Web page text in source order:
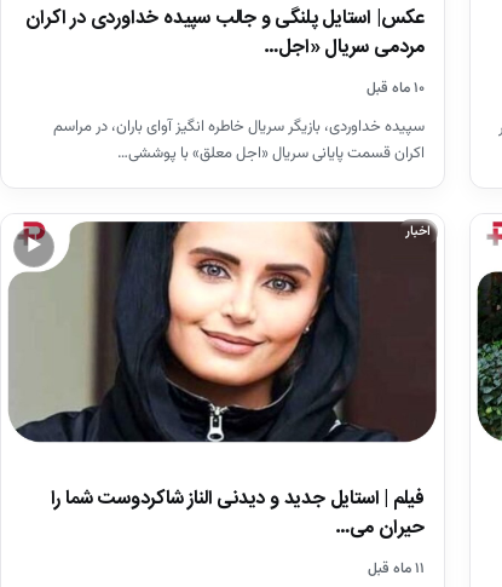
عکس| استایل پلنگی و جالب سپیده خداوردی در اکران
مردمی سریال «اجل…
۱۰ ماه قبل
سپیده خداوردی، بازیگر سریال خاطره انگیز آوای باران، در مراسم
اکران قسمت پایانی سریال «اجل معلق» با پوششی…
▶
اخبار
فیلم | استایل جدید و دیدنی الناز شاکردوست شما را
حیران می…
۱۱ ماه قبل